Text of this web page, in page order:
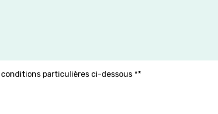
particulières ci-dessous **